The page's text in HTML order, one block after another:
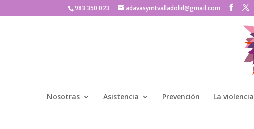
983 350 023 adavasymtvalladolid@gmail.com
Nosotras Asistencia Prevención La violencia